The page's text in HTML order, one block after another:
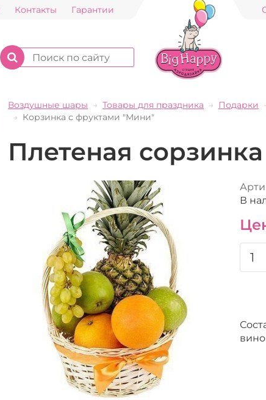
Контакты Гарантии
Воздушные шары Товары для праздника Подарки
Корзинка с фруктами "Мини"
Плетеная
В